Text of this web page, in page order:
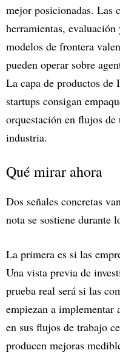
mejor posicionadas. Las
herramientas, evaluación
modelos de frontera
pueden operar sobre
La capa de productos de
startups consigan
orquestación en flujos de
industria.
Qué mirar ahora
Dos señales concretas
nota se sostiene durante
La primera es si las
Una vista previa de
prueba real será si las
empiezan a implementar
en sus flujos de trabajo
producen mejoras